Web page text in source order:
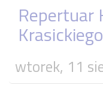
Repertuar
wtorek, 11